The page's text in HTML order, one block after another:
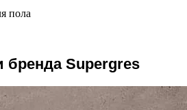
пола
бренда Supergres